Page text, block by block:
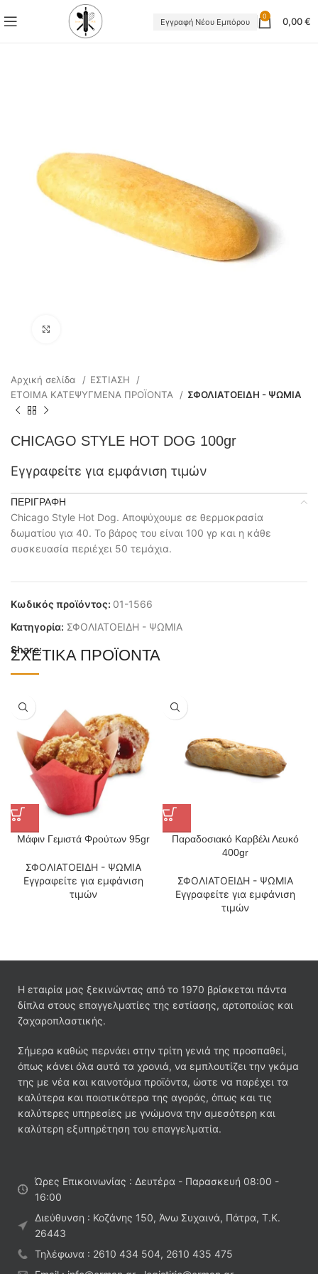
Εγγραφή Νέου Εμπόρου
0 0,00€
Αρχική σελίδα
ΕΣΤΙΑΣΗ
ΕΤΟΙΜΑ ΚΑΤΕΨΥΓΜΕΝΑ ΠΡΟΪΟΝΤΑ
ΣΦΟΛΙΑΤΟΕΙΔΗ - ΨΩΜΙΑ
CHICAGO STYLE HOT DOG 100gr
Εγγραφείτε για εμφάνιση τιμών
ΠΕΡΙΓΡΑΦΉ
Chicago Style Hot Dog. Αποψύχουμε σε θερμοκρασία
δωματίου για 40. Το βάρος του είναι 100 γρ και η κάθε
συσκευασία περιέχει 50 τεμάχια.
Κωδικός προϊόντος: 01-1566
Κατηγορία: ΣΦΟΛΙΑΤΟΕΙΔΗ - ΨΩΜΙΑ
Share:
ΣΧΕΤΙΚΆ ΠΡΟΪΌΝΤΑ
Μάφιν Γεμιστά Φρούτων 95gr
ΣΦΟΛΙΑΤΟΕΙΔΗ - ΨΩΜΙΑ
Εγγραφείτε για εμφάνιση
τιμών
Παραδοσιακό Καρβέλι Λευκό
400gr
ΣΦΟΛΙΑΤΟΕΙΔΗ - ΨΩΜΙΑ
Εγγραφείτε για εμφάνιση
τιμών
Η εταιρία μας ξεκινώντας από το 1970 βρίσκεται πάντα
δίπλα στους επαγγελματίες της εστίασης, αρτοποιίας και
ζαχαροπλαστικής.
Σήμερα καθώς περνάει στην τρίτη γενιά της προσπαθεί,
όπως κάνει όλα αυτά τα χρονιά, να εμπλουτίζει την γκάμα
της με νέα και καινοτόμα προϊόντα, ώστε να παρέχει τα
καλύτερα και ποιοτικότερα της αγοράς, όπως και τις
καλύτερες υπηρεσίες με γνώμονα την αμεσότερη και
καλύτερη εξυπηρέτηση του επαγγελματία.
Ώρες Επικοινωνίας : Δευτέρα - Παρασκευή 08:00 -
16:00
Διεύθυνση : Κοζάνης 150, Άνω Συχαινά, Πάτρα, Τ.Κ.
26443
Τηλέφωνα : 2610 434 504, 2610 435 475